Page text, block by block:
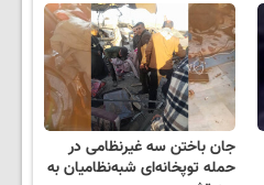
جان باختن سه غیرنظامی در
حمله توپخانه‌ای شبه‌نظامیان به